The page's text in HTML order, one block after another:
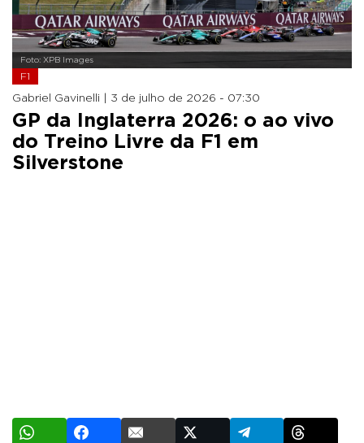
Foto: XPB Images
F1
Gabriel Gavinelli | 3 de julho de 2026 - 07:30
GP da Inglaterra 2026: o ao vivo
do Treino Livre da F1 em
Silverstone